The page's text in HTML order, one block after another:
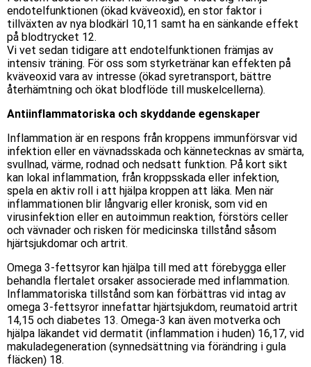
endotelfunktionen (ökad kväveoxid), en stor faktor i
tillväxten av nya blodkärl 10,11 samt ha en sänkande effekt
på blodtrycket 12.
Vi vet sedan tidigare att endotelfunktionen främjas av
intensiv träning. För oss som styrketränar kan effekten på
kväveoxid vara av intresse (ökad syretransport, bättre
återhämtning och ökat blodflöde till muskelcellerna).
Antiinflammatoriska och skyddande egenskaper
Inflammation är en respons från kroppens immunförsvar vid
infektion eller en vävnadsskada och kännetecknas av smärta,
svullnad, värme, rodnad och nedsatt funktion. På kort sikt
kan lokal inflammation, från kroppsskada eller infektion,
spela en aktiv roll i att hjälpa kroppen att läka. Men när
inflammationen blir långvarig eller kronisk, som vid en
virusinfektion eller en autoimmun reaktion, förstörs celler
och vävnader och risken för medicinska tillstånd såsom
hjärtsjukdomar och artrit.
Omega 3-fettsyror kan hjälpa till med att förebygga eller
behandla flertalet orsaker associerade med inflammation.
Inflammatoriska tillstånd som kan förbättras vid intag av
omega 3-fettsyror innefattar hjärtsjukdom, reumatoid artrit
14,15 och diabetes 13. Omega-3 kan även motverka och
hjälpa läkandet vid dermatit (inflammation i huden) 16,17, vid
makuladegeneration (synnedsättning via förändring i gula
fläcken) 18.